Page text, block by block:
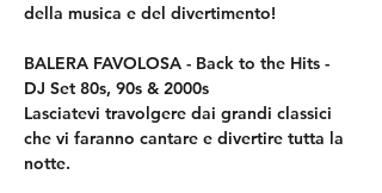
della musica e del divertimento!
BALERA FAVOLOSA - Back to the Hits -
DJ Set 80s, 90s & 2000s
Lasciatevi travolgere dai grandi classici
che vi faranno cantare e divertire tutta la
notte.